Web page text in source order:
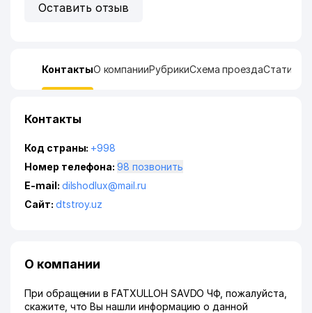
Оставить отзыв
КонтактыО компанииРубрикиСхема проезда
Контакты
Код страны: +998
Номер телефона:
98 позвонить
E-mail: dilshodlux@mail.ru
Сайт: dtstroy.uz
О компании
При обращении в FATXULLOH SAVDO ЧФ, пожалуйста,
скажите, что Вы нашли информацию о данной